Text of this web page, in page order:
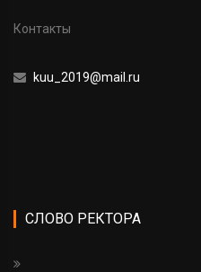
Контакты
kuu_2019@mail.ru
СЛОВО РЕКТОРА